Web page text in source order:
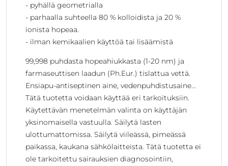
- pyhällä geometrialla
- parhaalla suhteella 80 % kolloidista ja 20 %
ionista hopeaa.
- ilman kemikaalien käyttöä tai lisäämistä
99,998 puhdasta hopeahiukkasta (1-20 nm) ja
farmaseuttisen laadun (Ph.Eur.) tislattua vettä.
Ensiapu-antiseptinen aine, vedenpuhdistusaine...
Tätä tuotetta voidaan käyttää eri tarkoituksiin.
Käytettävän menetelmän valinta on käyttäjän
yksinomaisella vastuulla. Säilytä lasten
ulottumattomissa. Säilytä viileässä, pimeässä
paikassa, kaukana sähkölaitteista. Tätä tuotetta ei
ole tarkoitettu sairauksien diagnosointiin,